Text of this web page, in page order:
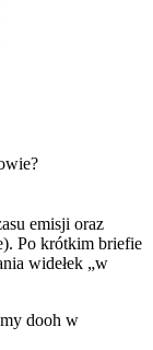
emisji oraz
Po krótkim briefie
widełek „w
dooh w